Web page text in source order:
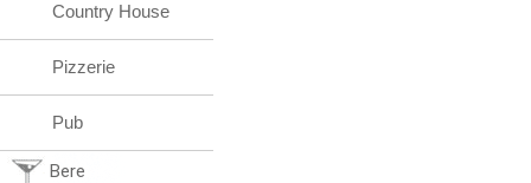
Country House
Pizzerie
Pub
Bere